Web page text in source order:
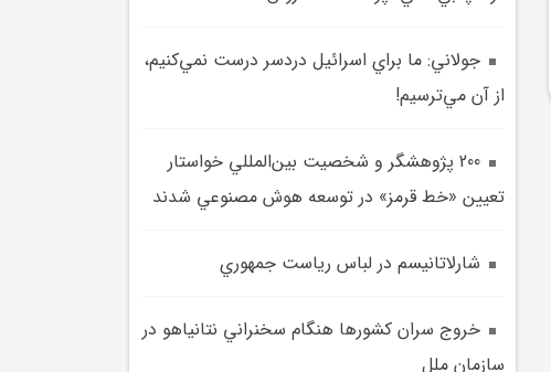
جولاني: ما براي اسرائيل دردسر درست نمي‌کنيم،
از آن مي‌ترسيم!
200 پژوهشگر و شخصيت بين‌المللي خواستار
تعيين «خط قرمز» در توسعه هوش مصنوعي شدند
شارلاتانيسم در لباس رياست‌ جمهوري
خروج سران کشورها هنگام سخنراني نتانياهو در
سازمان ملل